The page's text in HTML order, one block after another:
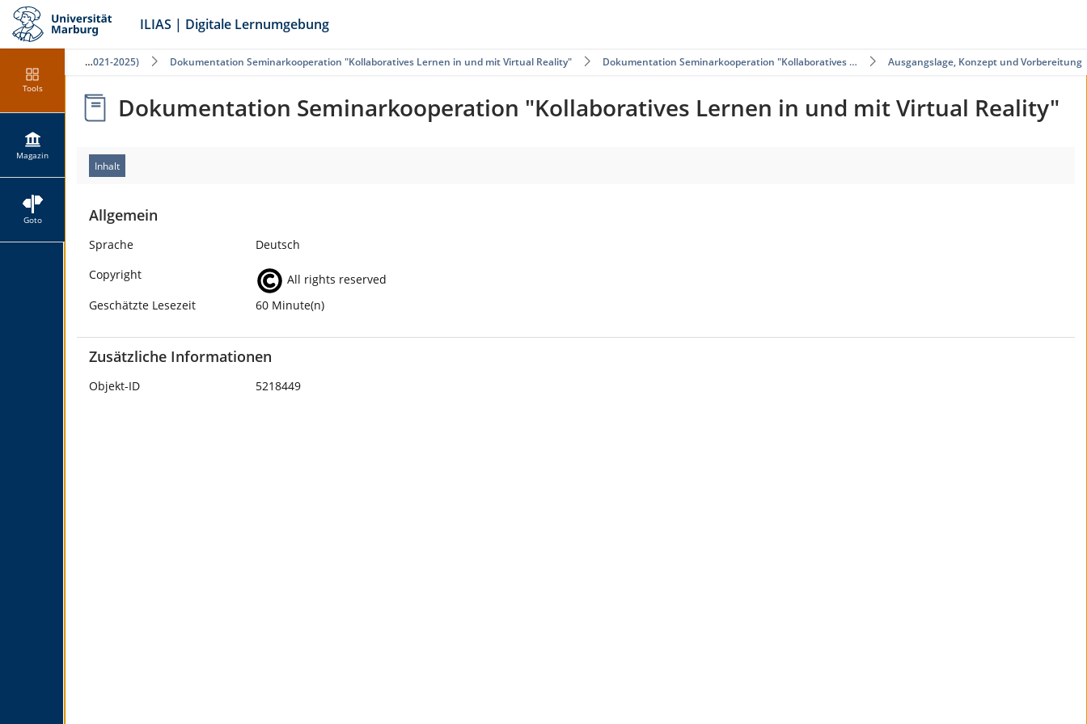
ILIAS | Digitale Lernumgebung
Tools
Magazin
Goto
Projekt NIDIT (2021-2025) Dokumentation Seminarkooperation "Kollaboratives Lernen in und mit Virtual Reality" Dokumentation Seminarkooperation "Kollaboratives … Ausgangslage, Konzept und Vorbereitung
Dokumentation Seminarkooperation "Kollaboratives Lernen in und mit Virtual Reality"
Inhalt
Allgemein
Sprache
Deutsch
Copyright
All rights reserved
Geschätzte Lesezeit
60 Minute(n)
Zusätzliche Informationen
Objekt-ID 5218449